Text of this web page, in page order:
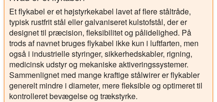
Et flykabel er et højstyrkekabel lavet af flere ståltråde,
typisk rustfrit stål eller galvaniseret kulstofstål, der er
designet til præcision, fleksibilitet og pålidelighed. På
trods af navnet bruges flykabel ikke kun i luftfarten, men
også i industrielle styringer, sikkerhedskabler, rigning,
medicinsk udstyr og mekaniske aktiveringssystemer.
Sammenlignet med mange kraftige stålwirer er flykabler
generelt mindre i diameter, mere fleksible og optimeret til
kontrolleret bevægelse og trækstyrke.